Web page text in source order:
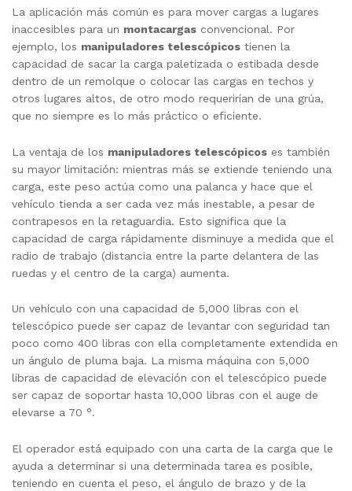
La aplicación más común es para mover cargas a lugares
inaccesibles para un montacargas convencional. Por
ejemplo, los manipuladores telescópicos tienen la
capacidad de sacar la carga paletizada o estibada desde
dentro de un remolque o colocar las cargas en techos y
otros lugares altos, de otro modo requerirían de una grúa,
que no siempre es lo más práctico o eficiente.
La ventaja de los manipuladores telescópicos es también
su mayor limitación: mientras más se extiende teniendo una
carga, este peso actúa como una palanca y hace que el
vehículo tienda a ser cada vez más inestable, a pesar de
contrapesos en la retaguardia. Esto significa que la
capacidad de carga rápidamente disminuye a medida que el
radio de trabajo (distancia entre la parte delantera de las
ruedas y el centro de la carga) aumenta.
Un vehículo con una capacidad de 5,000 libras con el
telescópico puede ser capaz de levantar con seguridad tan
poco como 400 libras con ella completamente extendida en
un ángulo de pluma baja. La misma máquina con 5,000
libras de capacidad de elevación con el telescópico puede
ser capaz de soportar hasta 10,000 libras con el auge de
elevarse a 70 °.
El operador está equipado con una carta de la carga que le
ayuda a determinar si una determinada tarea es posible,
teniendo en cuenta el peso, el ángulo de brazo y de la